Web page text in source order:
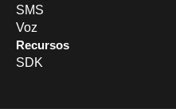
SMS
Voz
Recursos
SDK